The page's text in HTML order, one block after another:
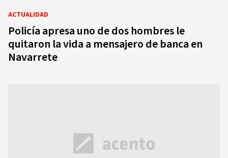
ACTUALIDAD
Policía apresa uno de dos hombres le
quitaron la vida a mensajero de banca en
Navarrete